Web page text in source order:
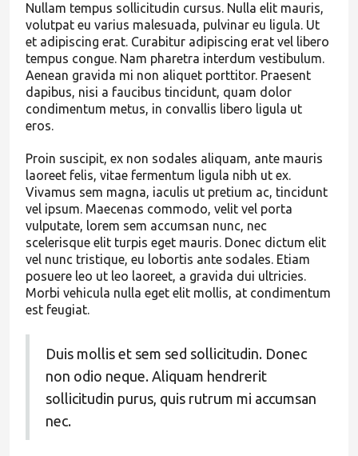
Nullam tempus sollicitudin cursus. Nulla elit mauris,
volutpat eu varius malesuada, pulvinar eu ligula. Ut
et adipiscing erat. Curabitur adipiscing erat vel libero
tempus congue. Nam pharetra interdum vestibulum.
Aenean gravida mi non aliquet porttitor. Praesent
dapibus, nisi a faucibus tincidunt, quam dolor
condimentum metus, in convallis libero ligula ut
eros.
Proin suscipit, ex non sodales aliquam, ante mauris
laoreet felis, vitae fermentum ligula nibh ut ex.
Vivamus sem magna, iaculis ut pretium ac, tincidunt
vel ipsum. Maecenas commodo, velit vel porta
vulputate, lorem sem accumsan nunc, nec
scelerisque elit turpis eget mauris. Donec dictum elit
vel nunc tristique, eu lobortis ante sodales. Etiam
posuere leo ut leo laoreet, a gravida dui ultricies.
Morbi vehicula nulla eget elit mollis, at condimentum
est feugiat.
Duis mollis et sem sed sollicitudin. Donec
non odio neque. Aliquam hendrerit
sollicitudin purus, quis rutrum mi accumsan
nec.